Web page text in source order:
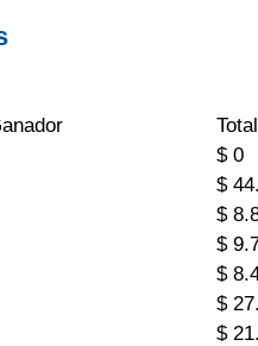
Total
$ 0
$
$
$
$
$
$